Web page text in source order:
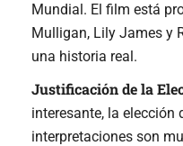
Mundial. El film está
Mulligan, Lily James y
una historia real.
Justificación de la
interesante, la elección
interpretaciones son